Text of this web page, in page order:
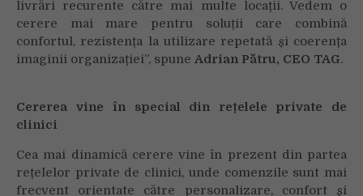
livrări recurente către mai multe locații. Vedem o
cerere mai mare pentru soluții care combină
confortul, rezistența la utilizare repetată și coerența
imaginii organizației”, spune Adrian Pătru, CEO TAG.
Cererea vine în special din rețelele private de
clinici
Cea mai dinamică cerere vine în prezent din partea
rețelelor private de clinici, unde comenzile sunt mai
frecvent orientate către personalizare, confort și